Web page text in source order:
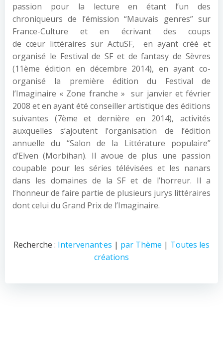
passion pour la lecture en étant l’un des
chroniqueurs de l’émission “Mauvais genres” sur
France-Culture et en écrivant des coups
de cœur littéraires sur ActuSF, en ayant créé et
organisé le Festival de SF et de fantasy de Sèvres
(11ème édition en décembre 2014), en ayant co-
organisé la première édition du Festival de
l’Imaginaire « Zone franche » sur janvier et février
2008 et en ayant été conseiller artistique des éditions
suivantes (7ème et dernière en 2014), activités
auxquelles s’ajoutent l’organisation de l’édition
annuelle du “Salon de la Littérature populaire”
d’Elven (Morbihan). Il avoue de plus une passion
coupable pour les séries télévisées et les nanars
dans les domaines de la SF et de l’horreur. Il a
l’honneur de faire partie de plusieurs jurys littéraires
dont celui du Grand Prix de l’Imaginaire.
Recherche : Intervenant·es | par Thème | Toutes les
créations